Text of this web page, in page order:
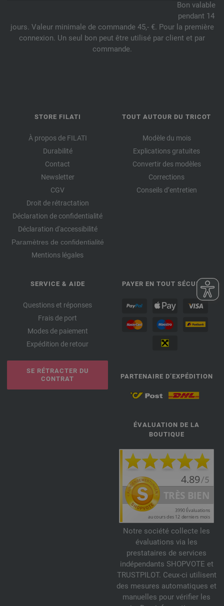
Bon valable
pendant 14
jours. Valeur minimale de commande 45,- €. Pour la première
connexion. Un seul bon peut être utilisé par client et par
commande.
STORE FILATI
À propos de FILATI
Durabilité
Contact
Newsletter
CGV
Droit de rétractation
Déclaration de confidentialité
Déclaration d'accessibilité
Paramètres de confidentialité
Mentions légales
TOUT AUTOUR DU TRICOT
Modèle du mois
Explications gratuites
Convertir des modèles
Corrections
Conseils d’entretien
SERVICE & AIDE
Questions et réponses
Frais de port
Modes de paiement
Expédition de retour
SE RÉTRACTER DU
CONTRAT
PAYER EN TOUT SÉCURITÉ
PARTENAIRE D’EXPÉDITION
ÉVALUATION DE LA
BOUTIQUE
Notre société collecte les
évaluations via les
prestataires de services
indépendants SHOPVOTE et
TRUSTPILOT. Ceux-ci utilisent
des mesures automatiques et
manuelles pour vérifier les